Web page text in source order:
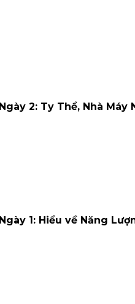
Ngày 2: Ty Thể, Nhà Máy
Ngày 1: Hiểu về Năng